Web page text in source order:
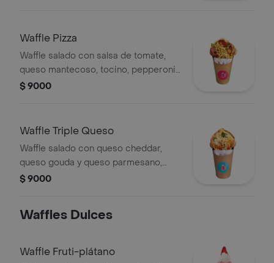
Waffle Pizza
Waffle salado con salsa de tomate,
queso mantecoso, tocino, pepperoni,
maíz, tomate cherry y rúcula.
$ 9000
Waffle Triple Queso
Waffle salado con queso cheddar,
queso gouda y queso parmesano,
rúcula, tomate cherry y papas al hilo.
$ 9000
Waffles Dulces
Waffle Fruti-plátano